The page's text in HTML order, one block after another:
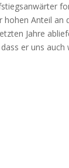
Anteil an
Jahre
er uns